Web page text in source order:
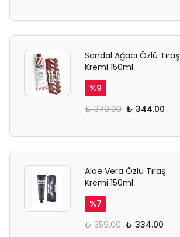
Sandal Ağacı Özlü Tıraş
Kremi 150ml
%9
₺ 379.00 ₺ 344.00
Aloe Vera Özlü Tıraş
Kremi 150ml
%7
₺ 359.00 ₺ 334.00